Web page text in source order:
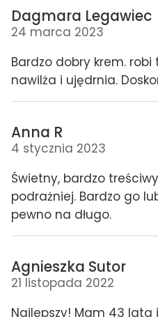
Dagmara Legawiec
24 marca 2023
Bardzo dobry krem.
nawilża i ujędrnia.
Anna R
4 stycznia 2023
Świetny, bardzo
podrażniej. Bardzo go
pewno na długo.
Agnieszka Sutor
21 listopada 2022
Najlepszy! Mam 43